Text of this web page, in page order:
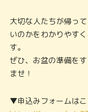
大切な人たちが帰っ
いのかをわかりやす
す。
ぜひ、お盆の準備を
ませ！
▼申込みフォームは